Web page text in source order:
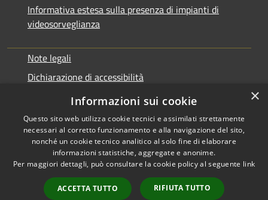
Informativa estesa sulla presenza di impianti di
videosorveglianza
Note legali
Dichiarazione di accessibilità
Obbiettivi di accessibilità
Accessibilità
Copyright © 2026 • Comune di
Rialto • Powered by
Municipium•
Accesso
×
Informazioni sui cookie
Questo sito web utilizza cookie tecnici e assimilati strettamente
necessari al corretto funzionamento e alla navigazione del sito,
nonché un cookie tecnico analitico al solo fine di elaborare
informazioni statistiche, aggregate e anonime.
Per maggiori dettagli, può consultare la cookie policy al seguente link
ACCETTA TUTTO RIFIUTA TUTTO